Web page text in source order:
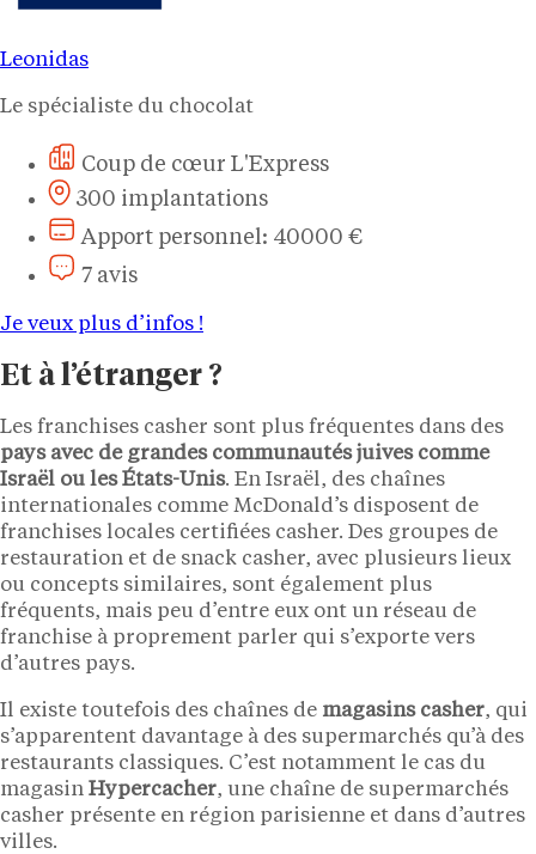
Leonidas
Le spécialiste du chocolat
Coup de cœur L'Express
300 implantations
Apport personnel: 40000 €
7 avis
Je veux plus d’infos !
Et à l’étranger ?
Les franchises casher sont plus fréquentes dans des
pays avec de grandes communautés juives comme
Israël ou les États-Unis. En Israël, des chaînes
internationales comme McDonald’s disposent de
franchises locales certifiées casher. Des groupes de
restauration et de snack casher, avec plusieurs lieux
ou concepts similaires, sont également plus
fréquents, mais peu d’entre eux ont un réseau de
franchise à proprement parler qui s’exporte vers
d’autres pays.
Il existe toutefois des chaînes de magasins casher, qui
s’apparentent davantage à des supermarchés qu’à des
restaurants classiques. C’est notamment le cas du
magasin Hypercacher, une chaîne de supermarchés
casher présente en région parisienne et dans d’autres
villes.